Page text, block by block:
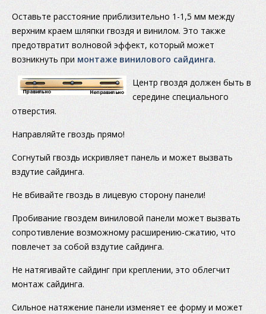
Оставьте расстояние приблизительно 1-1,5 мм между
верхним краем шляпки гвоздя и винилом. Это также
предотвратит волновой эффект, который может
возникнуть при монтаже винилового сайдинга.
Центр гвоздя должен быть в
середине специального
отверстия.
Направляйте гвоздь прямо!
Согнутый гвоздь искривляет панель и может вызвать
вздутие сайдинга.
Не вбивайте гвоздь в лицевую сторону панели!
Пробивание гвоздем виниловой панели может вызвать
сопротивление возможному расширению-сжатию, что
повлечет за собой вздутие сайдинга.
Не натягивайте сайдинг при креплении, это облегчит
монтаж сайдинга.
Сильное натяжение панели изменяет ее форму и может